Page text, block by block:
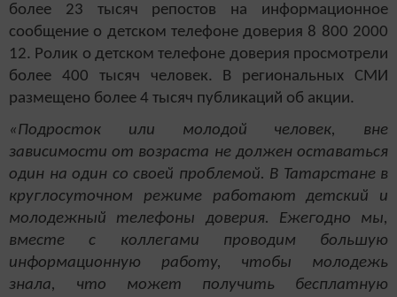
более 23 тысяч репостов на информационное
сообщение о детском телефоне доверия 8 800 2000
12. Ролик о детском телефоне доверия просмотрели
более 400 тысяч человек. В региональных СМИ
размещено более 4 тысяч публикаций об акции.
«Подросток или молодой человек, вне
зависимости от возраста не должен оставаться
один на один со своей проблемой. В Татарстане в
круглосуточном режиме работают детский и
молодежный телефоны доверия. Ежегодно мы,
вместе с коллегами проводим большую
информационную работу, чтобы молодежь
знала, что может получить бесплатную